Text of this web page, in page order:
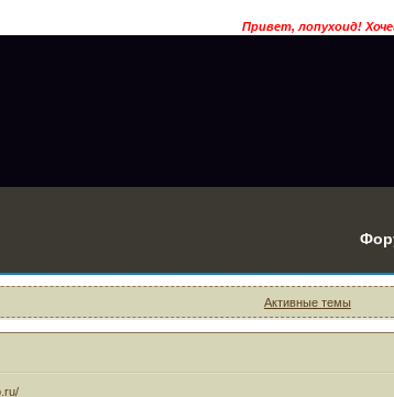
Привет, лопухоид!
Активные темы